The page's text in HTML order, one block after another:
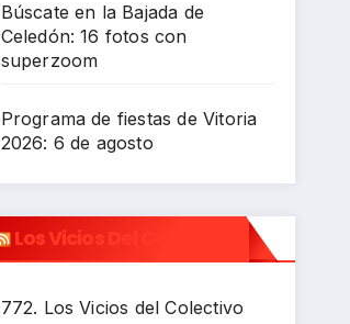
Búscate en la Bajada de
Celedón: 16 fotos con
superzoom
Programa de fiestas de Vitoria
2026: 6 de agosto
Los Vicios Del Colectivo
772. Los Vicios del Colectivo